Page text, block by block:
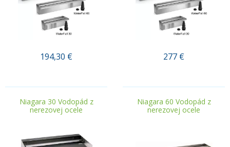
194,30 € 277 €
Niagara 30 Vodopád z
nerezovej ocele
Niagara 60 Vodopád z
nerezovej ocele